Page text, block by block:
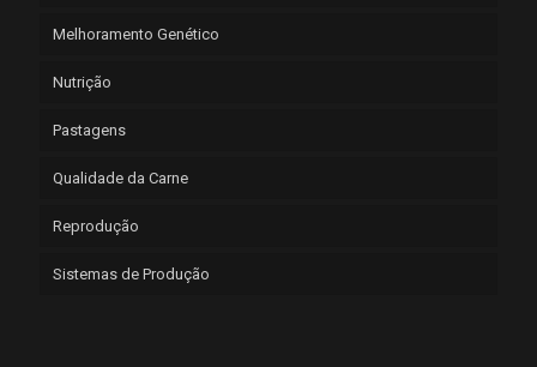
Melhoramento Genético
Nutrição
Pastagens
Qualidade da Carne
Reprodução
Sistemas de Produção